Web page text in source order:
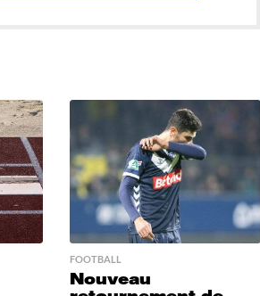
FOOTBALL
Nouveau